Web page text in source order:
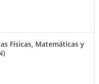
Físicas, Matemáticas y